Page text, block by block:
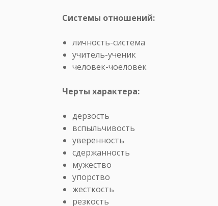
Системы отношений:
личность-система
учитель-ученик
человек-чоеловек
Черты характера:
дерзость
вспыльчивость
уверенность
сдержанность
мужество
упорство
жесткость
резкость